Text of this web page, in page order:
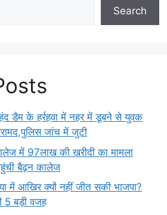
Search
डैम के हर्रहवा में नहर में डूबने से युवक
जांच में जुटी
में 97लाख की खरीदी का मामला
बैढ़न कालेज
में आखिर क्यों नहीं जीत सकी भाजपा?
5 बड़ी वजह